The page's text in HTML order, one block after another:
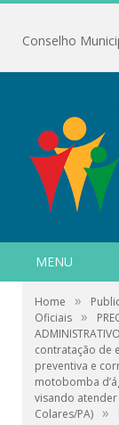
MENU
Home »
Oficiais »
contratação de
preventiva e
motobomba
visando
Colares/PA) »